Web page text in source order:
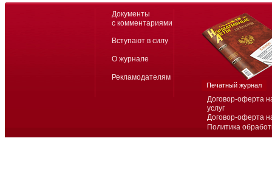
Договор-оферта
услуг
Договор-оферта
Политика
Документы
с комментариями
Вступают в силу
О журнале
Рекламодателям
Печатный журнал